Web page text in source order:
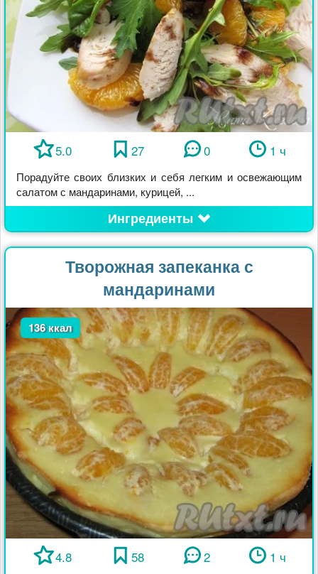
5.0 27 0 1 ч
Порадуйте своих близких и себя легким и освежающим
салатом с мандаринами, курицей, ...
Ингредиенты
Творожная запеканка с
мандаринами
136 ккал
4.8 58 2 1 ч